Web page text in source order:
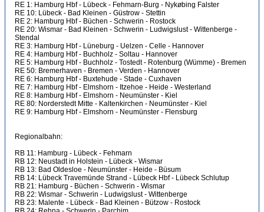
RE 1: Hamburg Hbf - Lübeck - Fehmarn-Burg - Nykøbing Falster
RE 10: Lübeck - Bad Kleinen - Güstrow - Stettin
RE 2: Hamburg Hbf - Büchen - Schwerin - Rostock
RE 20: Wismar - Bad Kleinen - Schwerin - Ludwigslust - Wittenberge -
Stendal
RE 3: Hamburg Hbf - Lüneburg - Uelzen - Celle - Hannover
RE 4: Hamburg Hbf - Buchholz - Soltau - Hannover
RE 5: Hamburg Hbf - Buchholz - Tostedt - Rotenburg (Wümme) - Bremen
RE 50: Bremerhaven - Bremen - Verden - Hannover
RE 6: Hamburg Hbf - Buxtehude - Stade - Cuxhaven
RE 7: Hamburg Hbf - Elmshorn - Itzehoe - Heide - Westerland
RE 8: Hamburg Hbf - Elmshorn - Neumünster - Kiel
RE 80: Norderstedt Mitte - Kaltenkirchen - Neumünster - Kiel
RE 9: Hamburg Hbf - Elmshorn - Neumünster - Flensburg
Regionalbahn:
RB 11: Hamburg - Lübeck - Fehmarn
RB 12: Neustadt in Holstein - Lübeck - Wismar
RB 13: Bad Oldesloe - Neumünster - Heide - Büsum
RB 14: Lübeck Travemünde Strand - Lübeck Hbf - Lübeck Schlutup
RB 21: Hamburg - Büchen - Schwerin - Wismar
RB 22: Wismar - Schwerin - Ludwigslust - Wittenberge
RB 23: Malente - Lübeck - Bad Kleinen - Bützow - Rostock